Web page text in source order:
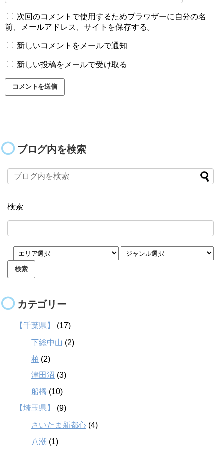
次回のコメントで使用するためブラウザーに自分の名
前、メールアドレス、サイトを保存する。
新しいコメントをメールで通知
新しい投稿をメールで受け取る
ブログ内を検索
検索
カテゴリー
【千葉県】 (17)
下総中山 (2)
柏 (2)
津田沼 (3)
船橋 (10)
【埼玉県】
(9)
さいたま新都心 (4)
八潮 (1)